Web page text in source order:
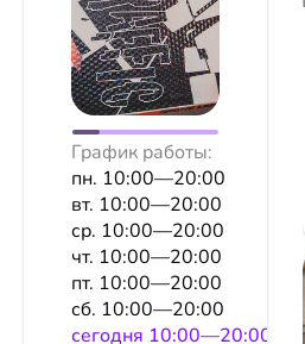
График работы:
пн. 10:00—20:00
вт. 10:00—20:00
ср. 10:00—20:00
чт. 10:00—20:00
пт. 10:00—20:00
сб. 10:00—20:00
сeгодня 10:00—20:00